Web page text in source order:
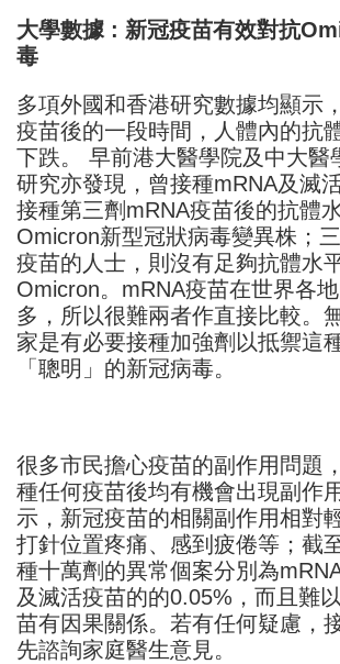
大學數據 : 新冠疫苗有效對抗
毒
多項外國和香港研究數據均顯示
疫苗後的一段時間，人體內的抗
下跌。 早前港大醫學院及中大醫
研究亦發現，曾接種mRNA及滅
接種第三劑mRNA疫苗後的抗體
Omicron新型冠狀病毒變異株；
疫苗的人士，則沒有足夠抗體水
Omicron。mRNA疫苗在世界各
多，所以很難兩者作直接比較。
家是有必要接種加強劑以抵禦這
「聰明」的新冠病毒。
很多市民擔心疫苗的副作用問題
種任何疫苗後均有機會出現副作
示，新冠疫苗的相關副作用相對
打針位置疼痛、感到疲倦等；截
種十萬劑的異常個案分別為
及滅活疫苗的的0.05%，而且難
苗有因果關係。若有任何疑慮，
先諮詢家庭醫生意見。